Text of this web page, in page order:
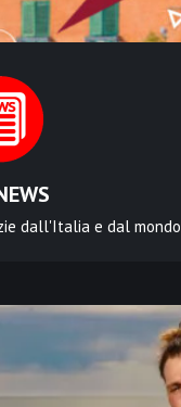
dall'Italia e dal mondo